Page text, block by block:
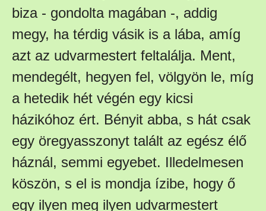
biza - gondolta magában -, addig
megy, ha térdig vásik is a lába, amíg
azt az udvarmestert feltalálja. Ment,
mendegélt, hegyen fel, völgyön le, míg
a hetedik hét végén egy kicsi
házikóhoz ért. Bényit abba, s hát csak
egy öregyasszonyt talált az egész élő
háznál, semmi egyebet. Illedelmesen
köszön, s el is mondja ízibe, hogy ő
egy ilyen meg ilyen udvarmestert